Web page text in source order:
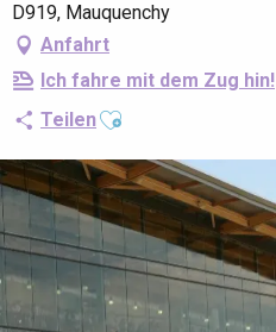
D919, Mauquenchy
Anfahrt
Ich fahre mit dem Zug hin!
TeilenAjouter aux favoris